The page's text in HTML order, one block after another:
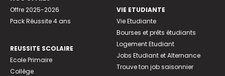
Offre 2025-2026
Pack Réussite 4 ans
REUSSITE SCOLAIRE
Ecole Primaire
Collège
VIE ETUDIANTE
Vie Etudiante
Bourses et prêts étudiants
Logement Etudiant
Jobs Etudiant et Alternance
Trouve ton job saisonnier